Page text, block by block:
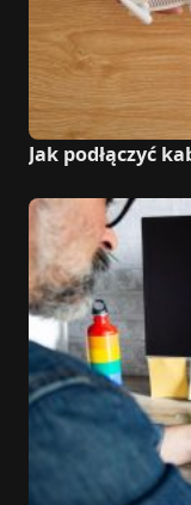
Jak podłączyć